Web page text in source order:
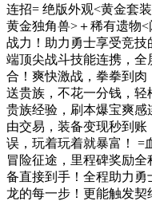
连招= 绝版外观<黄金套
黄金独角兽>＋稀有遗物
战力！助力勇士享受竞
端顶尖战斗技能连携，全
合！爽快激战，拳拳到肉
送贵族，不花一分钱，
贵族经验，刷本爆宝爽感
由交易，装备变现秒到
误，玩着玩着就暴富！ =
冒险征途，里程碑奖励
备直接到手！全程助力
龙的每一步！更能触发契